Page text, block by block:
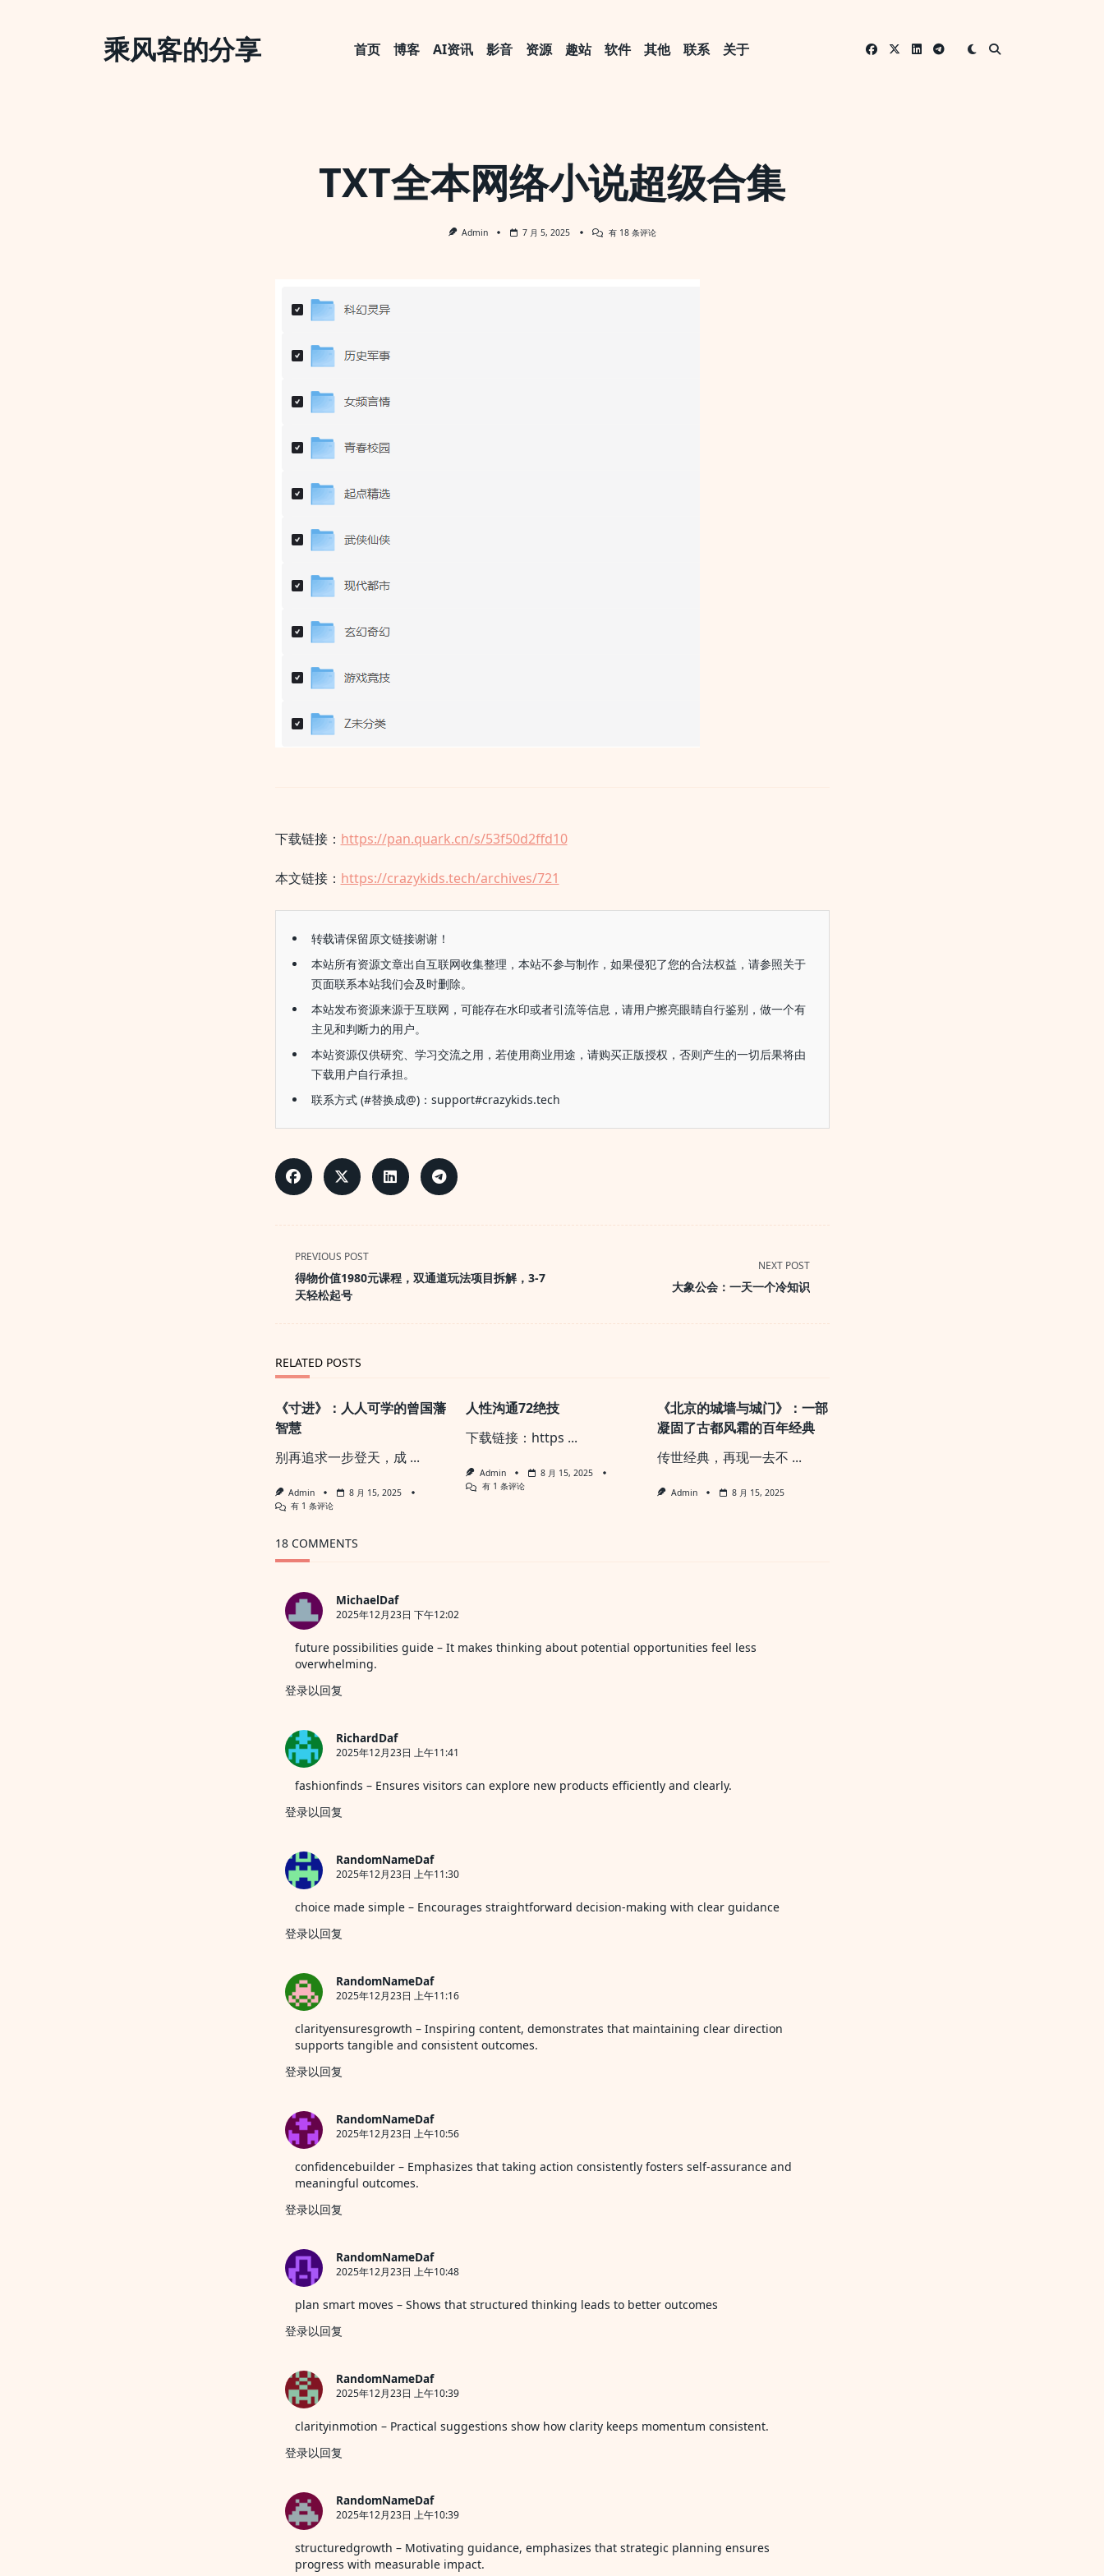
乘风客的分享 首页 博客 AI资讯 影音 资源 趣站 软件 其他 联系 关于
TXT全本网络小说超级合集
Admin 7 月 5, 2025
TXT
有 18 条评论
下载链接： https://pan.quark.cn/s/53f50d2ffd10
本文链接： https://crazykids.tech/archives/721
转载请保留原文链接谢谢！
本站所有资源文章出自互联网收集整理，本站不参与制作，如果侵犯了您的合法权益，请参照关于
页面联系本站我们会及时删除。
本站发布资源来源于互联网，可能存在水印或者引流等信息，请用户擦亮眼睛自行鉴别，做一个有
主见和判断力的用户。
本站资源仅供研究、学习交流之用，若使用商业用途，请购买正版授权，否则产生的一切后果将由
下载用户自行承担。
联系方式 (#替换成@)：support#crazykids.tech
<span
class="nav-
subtitle
PREVIOUS POST
得物价值1980元课程，双通道玩法项目拆解，3-7
天轻松起号
NEXT POST
大象公会：一天一个冷知识
RELATED POSTS
《寸进》：人人可学的曾国藩
智慧
别再追求一步登天，成 ...
Admin
8 月 15, 2025
《寸
人
曾
国
藩
智
慧
有 1 条评论
人性沟通72绝技
下载链接：https ...
Admin
8 月 15, 2025
人
有 1 条评论
《北京的城墙与城门》：一部
凝固了古都风霜的百年经典
传世经典，再现一去不 ...
Admin 8 月 15, 2025
18 COMMENTS
MichaelDaf
2025年12月23日 下午12:02
future possibilities guide– It makes thinking about potential opportunities feel less
overwhelming.
登录以回复
RichardDaf
2025年12月23日 上午11:41
fashionfinds – Ensures visitors can explore new products efficiently and clearly.
登录以回复
RandomNameDaf
2025年12月23日 上午11:30
choice made simple– Encourages straightforward decision-making with clear guidance
登录以回复
RandomNameDaf
2025年12月23日 上午11:16
clarityensuresgrowth – Inspiring content, demonstrates that maintaining clear direction
supports tangible and consistent outcomes.
登录以回复
RandomNameDaf
2025年12月23日 上午10:56
confidencebuilder– Emphasizes that taking action consistently fosters self-assurance and
meaningful outcomes.
登录以回复
RandomNameDaf
2025年12月23日 上午10:48
plan smart moves – Shows that structured thinking leads to better outcomes
登录以回复
RandomNameDaf
2025年12月23日 上午10:39
clarityinmotion – Practical suggestions show how clarity keeps momentum consistent.
登录以回复
RandomNameDaf
2025年12月23日 上午10:39
structuredgrowth – Motivating guidance, emphasizes that strategic planning ensures
progress with measurable impact.